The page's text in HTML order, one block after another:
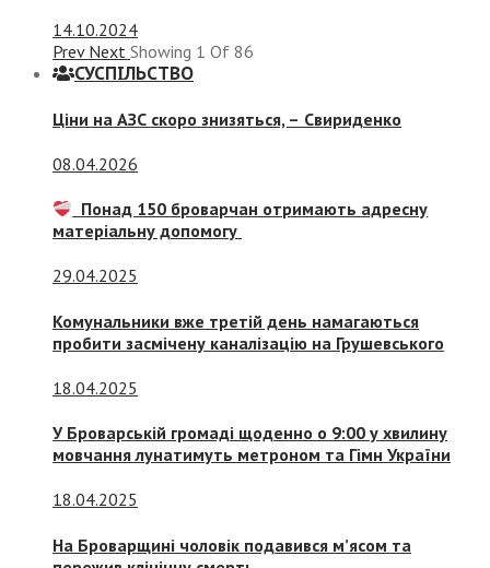
14.10.2024
Prev Next Showing 1 Of 86
СУСПIЛЬСТВО
Ціни на АЗС скоро знизяться, – Свириденко
08.04.2026
Понад 150 броварчан отримають адресну
матеріальну допомогу
29.04.2025
Комунальники вже третій день намагаються
пробити засмічену каналізацію на Грушевського
18.04.2025
У Броварській громаді щоденно о 9:00 у хвилину
мовчання лунатимуть метроном та Гімн України
18.04.2025
На Броварщині чоловік подавився м’ясом та